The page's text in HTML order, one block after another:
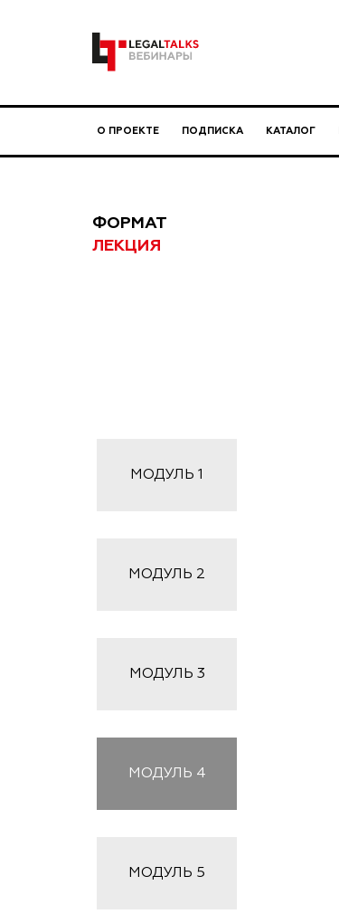
О ПРОЕКТЕ ПОДПИСКА КАТАЛОГ
ФОРМАТ
ЛЕКЦИЯ
МОДУЛЬ 1
МОДУЛЬ 2
МОДУЛЬ 3
МОДУЛЬ 4
МОДУЛЬ 5